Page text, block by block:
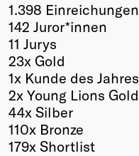
Membership
Info
Members
Young Creatives
Friends of Creativity
Winners
2026
1.398 Einreichungen
142 Juror*innen
11 Jurys
23x Gold
1x Kunde des Jahres
2x Young Lions Gold
44x Silber
110x Bronze
179x Shortlist